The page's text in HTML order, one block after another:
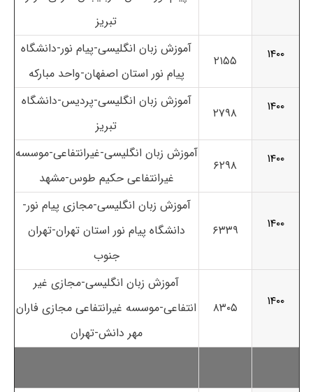
تبریز
۱۴۰۰
۲۱۵۵
آموزش زبان انگلیسی-پیام نور-دانشگاه
پیام نور استان اصفهان-واحد مبارکه
۱۴۰۰
۲۷۹۸
آموزش زبان انگلیسی-پردیس-دانشگاه
تبریز
۱۴۰۰
۶۲۹۸
آموزش زبان انگلیسی-غیرانتفاعی-موسسه
غیرانتفاعی حکیم طوس-مشهد
۱۴۰۰ ۶۳۳۹
آموزش زبان انگلیسی-مجازی پیام نور-
دانشگاه پیام نور استان تهران-تهران
جنوب
۱۴۰۰ ۸۳۰۵
آموزش زبان انگلیسی-مجازی غیر
انتفاعی-موسسه غیرانتفاعی مجازی فاران
مهر دانش-تهران